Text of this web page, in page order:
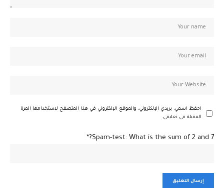
احفظ اسمي، بريدي الإلكتروني، والموقع الإلكتروني في هذا المتصفح لاستخدامها المرة
المقبلة في تعليقي.
Spam-test: What is the sum of 2 and 7?*